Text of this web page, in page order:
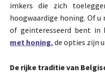
imkers die zich
hoogwaardige honing. Of
of geïnteresseerd bent in
met honing, de opties zijn
De rijke traditie van